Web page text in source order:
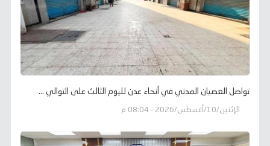
تواصل العصيان المدني في أنحاء عدن لليوم الثالث على التوالي ...
الإثنين/10/أغسطس/2026 - 08:04 م